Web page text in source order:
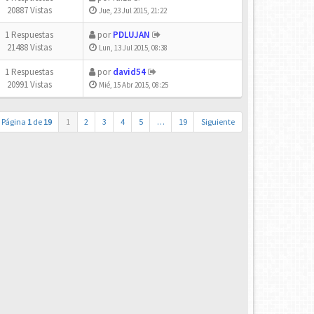
20887 Vistas
Jue, 23 Jul 2015, 21:22
1 Respuestas
21488 Vistas
porPDLUJAN
Lun, 13 Jul 2015, 08:38
1 Respuestas
20991 Vistas
pordavid54
Mié, 15 Abr 2015, 08:25
Página 1 de 19 1 2 3 4 5 … 19 Siguiente